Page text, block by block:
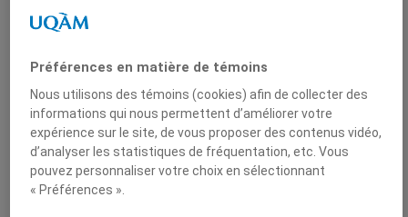
Rocher
Produit par
Préférences en matière de témoins
Nous utilisons des témoins (cookies) afin de collecter des
informations qui nous permettent d’améliorer votre
expérience sur le site, de vous proposer des contenus vidéo,
d’analyser les statistiques de fréquentation, etc. Vous
pouvez personnaliser votre choix en sélectionnant
« Préférences ».